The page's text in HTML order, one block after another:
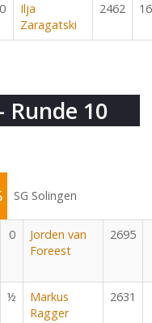
0
Ilja
Zaragatski
2462 16
Runde 10
SG Solingen
0
Jorden van
Foreest
2695
½
Markus
Ragger
2631